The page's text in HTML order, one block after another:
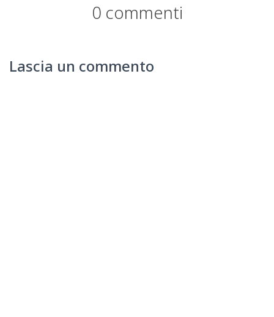
0 commenti
Lascia un commento